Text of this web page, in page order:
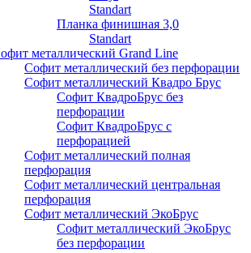
Standart
Планка финишная 3,0
Standart
металлический Grand Line
Софит металлический без перфорации
Софит металлический Квадро Брус
Софит КвадроБрус без
перфорации
Софит КвадроБрус с
перфорацией
Софит металлический полная
перфорация
Софит металлический центральная
перфорация
Софит металлический ЭкоБрус
Софит металлический ЭкоБрус
без перфорации